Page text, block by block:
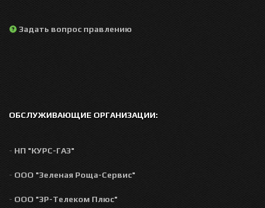
Задать вопрос правлению
ОБСЛУЖИВАЮЩИЕ ОРГАНИЗАЦИИ:
- НП "КУРС-ГАЗ"
- ООО "Зеленая Роща-Сервис"
- ООО "ЗР-Телеком Плюс"